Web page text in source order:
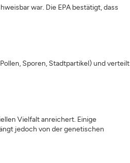
war. Die EPA bestätigt, dass
Sporen, Stadtpartikel) und verteilt
Vielfalt anreichert. Einige
jedoch von der genetischen